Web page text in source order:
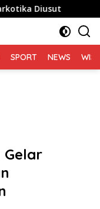
SPORT NEWS
Gelar